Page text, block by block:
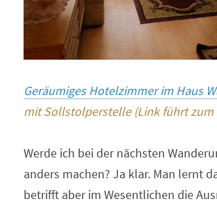
Geräumiges Hotelzimmer im Haus
mit Sollstolperstelle (Link führt zum
Werde ich bei der nächsten
anders machen? Ja klar. Man lernt
betrifft aber im Wesentlichen die